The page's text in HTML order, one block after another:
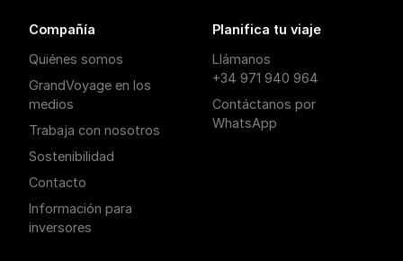
Compañía
Quiénes somos
GrandVoyage en los
medios
Trabaja con nosotros
Sostenibilidad
Contacto
Información para
inversores
Planifica tu viaje
Llámanos
+34 971 940 964
Contáctanos por
WhatsApp